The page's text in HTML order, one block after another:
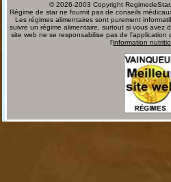
© 2026-2003 Copyright
Régime de star ne fournit pas de conseils
Les régimes alimentaires sont purement
suivre un régime alimentaire, surtout si vous avez
site web ne se responsabilise pas de
l'information